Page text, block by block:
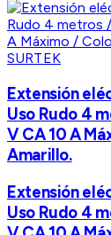
SURTEK
Extensión
Uso Rudo 4
V CA 10 A
Amarillo.
Extensión
Uso Rudo 4